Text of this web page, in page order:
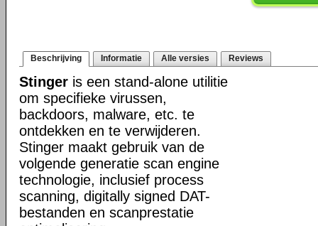
Beschrijving Informatie Alle versies Reviews
Stinger is een stand-alone utilitie
om specifieke virussen,
backdoors, malware, etc. te
ontdekken en te verwijderen.
Stinger maakt gebruik van de
volgende generatie scan engine
technologie, inclusief process
scanning, digitally signed DAT-
bestanden en scanprestatie